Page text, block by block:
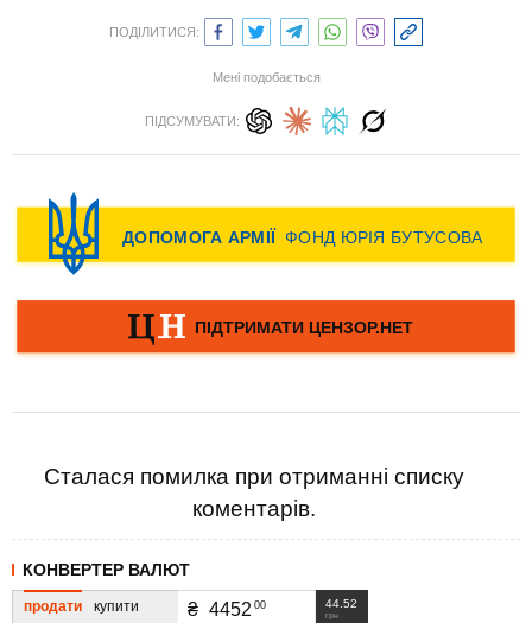
ПОДІЛИТИСЯ:
Мені подобається
ПІДСУМУВАТИ:
Сталася помилка при отриманні списку
коментарів.
КОНВЕРТЕР ВАЛЮТ
продати купити 44.52
грн
₴ 4452 00